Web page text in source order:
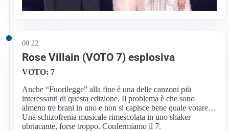
00:22
Rose Villain (VOTO 7) esplosiva
VOTO: 7
Anche “Fuorilegge” alla fine è una delle canzoni più
interessanti di questa edizione. Il problema è che sono
almeno tre brani in uno e non si capisce bene quale votare…
Una schizofrenia musicale rimescolata in uno shaker
ubriacante, forse troppo. Confermiamo il 7.